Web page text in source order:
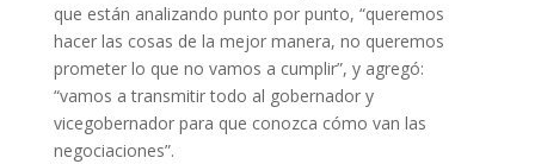
que están analizando punto por punto, “queremos
hacer las cosas de la mejor manera, no queremos
prometer lo que no vamos a cumplir”, y agregó:
“vamos a transmitir todo al gobernador y
vicegobernador para que conozca cómo van las
negociaciones”.